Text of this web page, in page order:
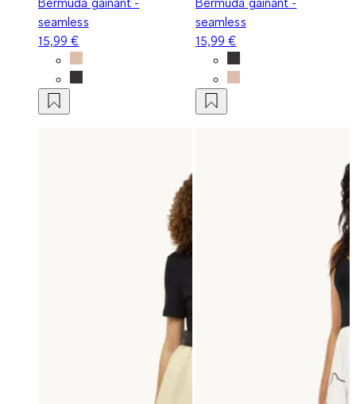
seamless
15,99 €
seamless
15,99 €